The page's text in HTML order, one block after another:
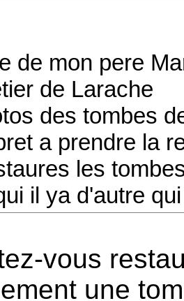
de mon pere
de Larache
des tombes
a prendre la
les
il ya d'autre
vous
une